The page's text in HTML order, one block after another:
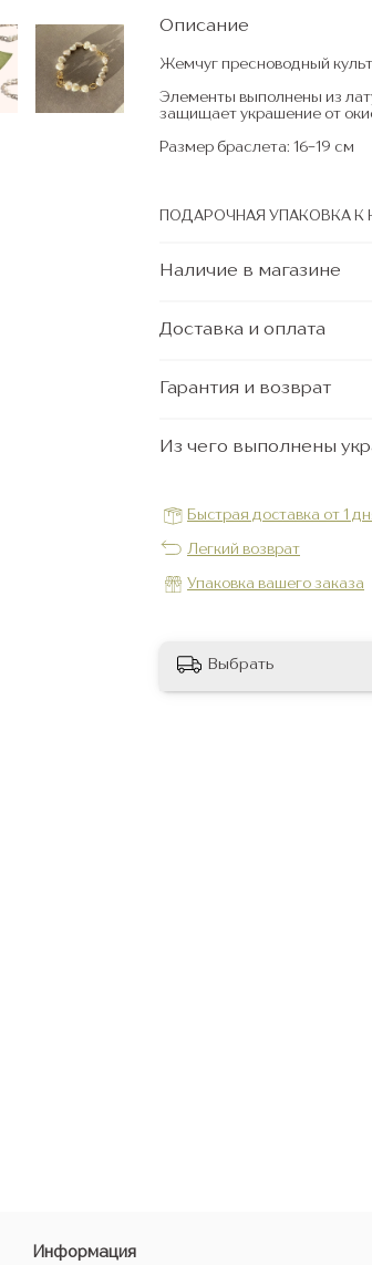
Описание
Жемчуг пресноводный
Элементы выполнены из
защищает украшение от
Размер браслета: 16-19 см
ПОДАРОЧНАЯ УПАКОВКА
Наличие в магазине
Доставка и оплата
Гарантия и возврат
Из чего выполнены
Быстрая доставка от 1
Легкий возврат
Упаковка вашего заказа
Выбрать
Информация